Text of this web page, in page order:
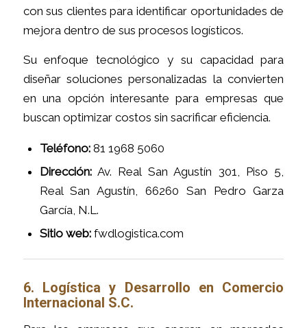
con sus clientes para identificar oportunidades de
mejora dentro de sus procesos logísticos.
Su enfoque tecnológico y su capacidad para
diseñar soluciones personalizadas la convierten
en una opción interesante para empresas que
buscan optimizar costos sin sacrificar eficiencia.
Teléfono:81 1968 5060
Dirección:Av. Real San Agustín 301, Piso 5,
Real San Agustín, 66260 San Pedro Garza
García, N.L.
Sitio web:fwdlogistica.com
6. Logística y Desarrollo en Comercio
Internacional S.C.